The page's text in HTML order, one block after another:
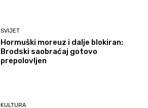
SVIJET
Hormuški moreuz i dalje blokiran:
Brodski saobraćaj gotovo
prepolovljen
KULTURA